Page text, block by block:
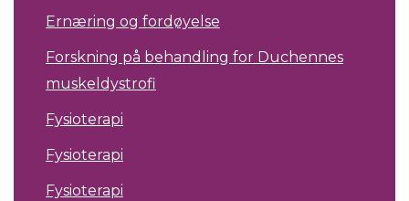
Ernæring og fordøyelse
Forskning på behandling for Duchennes
muskeldystrofi
Fysioterapi
Fysioterapi
Fysioterapi